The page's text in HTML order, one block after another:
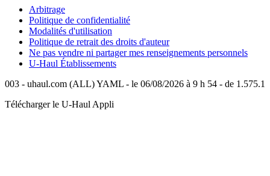
Arbitrage
Politique de confidentialité
Modalités d'utilisation
Politique de retrait des droits d'auteur
Ne pas vendre ni partager mes renseignements personnels
U-Haul Établissements
003 - uhaul.com (ALL) YAML - le 06/08/2026 à 9 h 54 - de 1.575.1
Télécharger le U-Haul Appli